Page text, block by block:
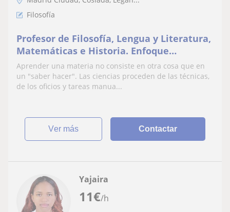
Filosofía
Profesor de Filosofía, Lengua y Literatura,
Matemáticas e Historia. Enfoque
orientado a bajar los conocimientos a
tierra
Aprender una materia no consiste en otra cosa que en
un "saber hacer". Las ciencias proceden de las técnicas,
de los oficios y tareas manua...
ver más Contactar
11€/h
Yajaira